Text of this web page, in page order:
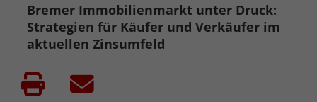
Bremer Immobilienmarkt unter Druck:
Strategien für Käufer und Verkäufer im
aktuellen Zinsumfeld